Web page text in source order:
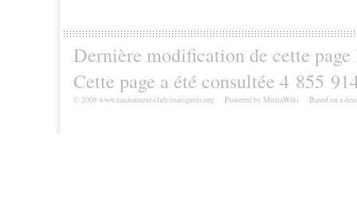
Dernière modification de cette
Cette page a été consultée 4 855
© 2008 www.randonneur-club-marcquois.org Powered by MediaWiki Based on a